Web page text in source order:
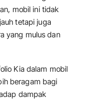
mobil ini tidak
tetapi juga
yang mulus dan
Kia dalam mobil
beragam bagi
dampak